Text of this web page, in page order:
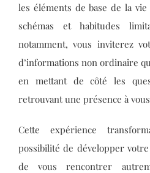
les éléments de base de la
schémas et habitudes
notamment, vous inviterez
d’informations non ordinaire
en mettant de côté les
retrouvant une présence à
Cette expérience
possibilité de développer
de vous rencontrer